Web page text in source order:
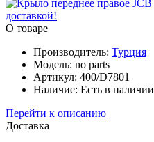
О товаре
Производитель: Турция
Модель: no parts
Артикул: 400/D7801
Наличие: Есть в наличии
Перейти к описанию
Доставка